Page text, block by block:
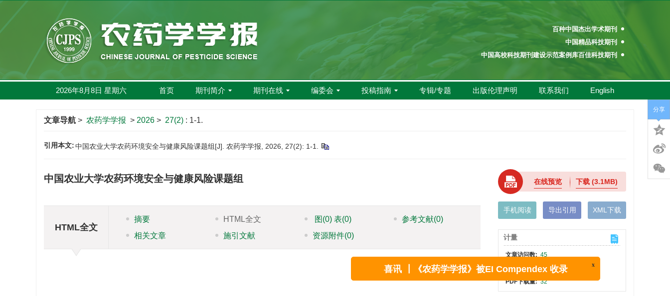
百种中国杰出学术期刊
中国精品科技期刊
中国高校科技期刊建设示范案例库百佳科技期刊
中国高校优秀学术期刊奖
中国高校精品科技期刊
2026年8月8日 星期六 首页 期刊简介 期刊在线 编委会 投稿指南 专辑/专题 出版伦理声明 联系我们 English
文章导航 > 农药学学报 > 2026 > 27(2) : 1-1.
引用本文:中国农业大学农药环境安全与健康风险课题组[J]. 农药学学报, 2026, 27(2): 1-1.
中国农业大学农药环境安全与健康风险课题组
HTML全文
摘要 HTML全文 图 (0) 表(0) 参考文献(0)
相关文章
施引文献 资源附件(0)
在线预览 下载(3.1MB)
手机阅读 导出引用 XML下载
计量
文章访问数: 45
HTML全文浏览量: 13
PDF下载量: 32
分享
喜讯 ┃《农药学学报》被EI Compendex 收录